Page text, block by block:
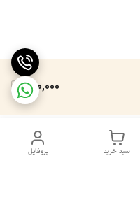
260,000
پروفایل سبد خرید